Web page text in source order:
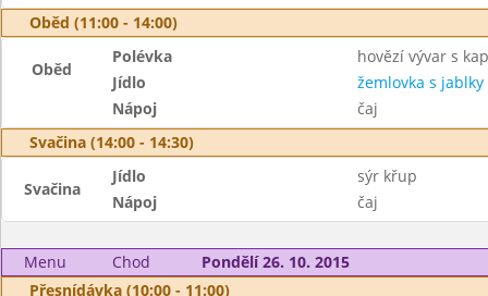
Oběd (11:00 - 14:00)
Oběd
Polévka
hovězí vývar s
Jídlo
žemlovka s jablky
Nápoj
čaj
Svačina (14:00 - 14:30)
Svačina
Jídlo
sýr křup
Nápoj
čaj
Menu Chod
Pondělí 26. 10. 2015
Přesnídávka (10:00 - 11:00)